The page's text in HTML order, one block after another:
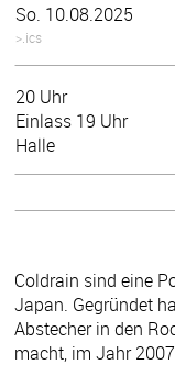
So. 10.08.2025
>.ics
20 Uhr
Einlass 19 Uhr
Halle
Coldrain sind eine
Japan. Gegründet
Abstecher in den
macht, im Jahr